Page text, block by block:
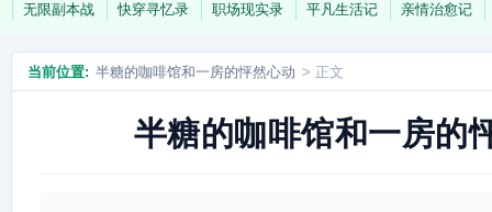
无限副本战 快穿寻忆录 职场现实录 平凡生活记 亲情治愈记
当前位置: 半糖的咖啡馆和一房的怦然心动 > 正文
半糖的咖啡馆和一房的